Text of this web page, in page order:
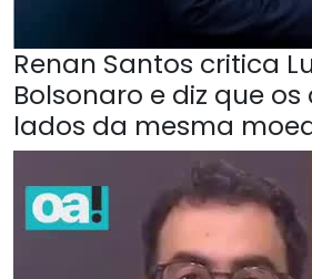
Renan Santos critica
Bolsonaro e diz que os
lados da mesma